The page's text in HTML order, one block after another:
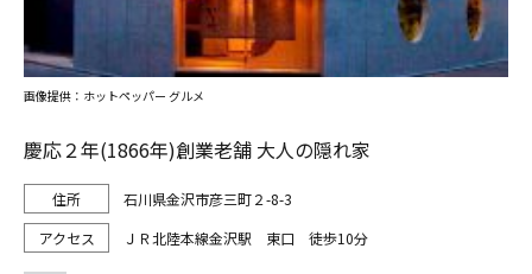
慶応２年(1866年)創業老舗 大人の隠れ家
石川県金沢市彦三町２-8-3
ＪＲ北陸本線金沢駅 東口 徒歩10分
画像提供：ホットペッパー グルメ